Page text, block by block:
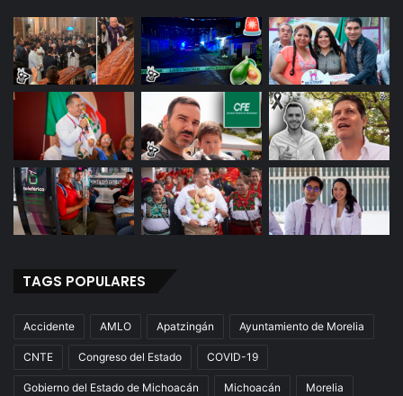
TAGS POPULARES
Accidente AMLO Apatzingán Ayuntamiento de Morelia
CNTE Congreso del Estado COVID-19
Gobierno del Estado de Michoacán Michoacán Morelia